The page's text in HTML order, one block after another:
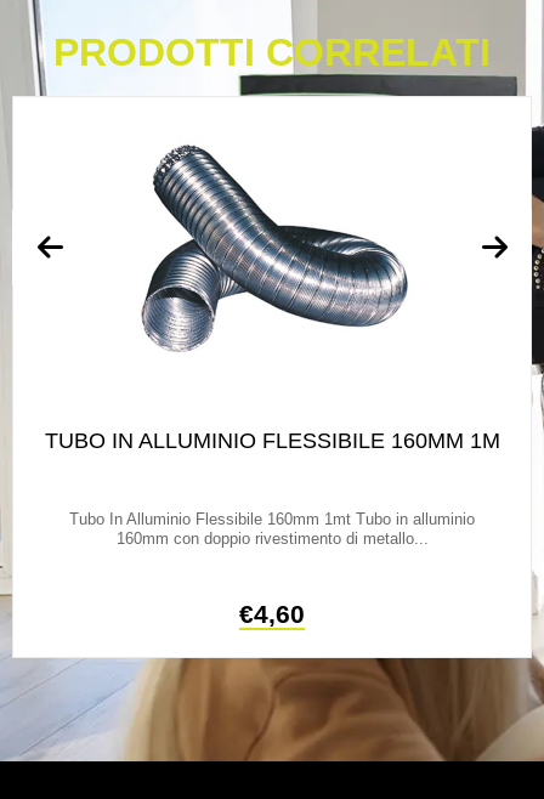
PRODOTTI CORRELATI
TUBO IN ALLUMINIO FLESSIBILE 160MM 1M
Tubo In Alluminio Flessibile 160mm 1mt Tubo in alluminio
160mm con doppio rivestimento di metallo...
€4,60